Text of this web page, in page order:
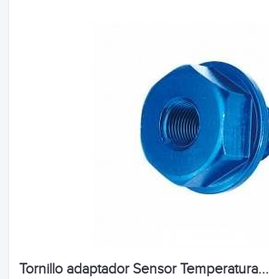
Tornillo adaptador Sensor Temperatura...